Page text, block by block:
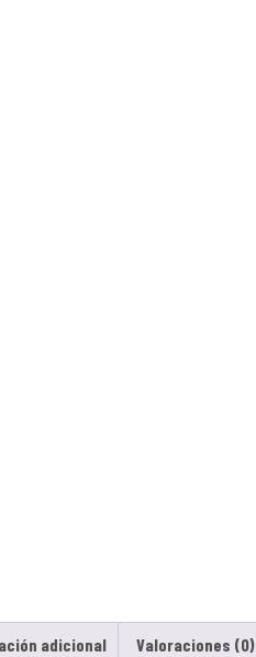
adicional Valoraciones (0)